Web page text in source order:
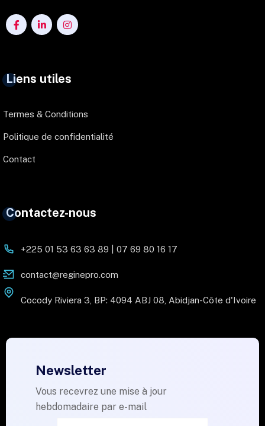
Liens utiles
Termes & Conditions
Politique de confidentialité
Contact
Contactez-nous
+225 01 53 63 63 89 | 07 69 80 16 17
contact@reginepro.com
Cocody Riviera 3, BP: 4094 ABJ 08, Abidjan-Côte d'Ivoire
Newsletter
Vous recevrez une mise à jour
hebdomadaire par e-mail